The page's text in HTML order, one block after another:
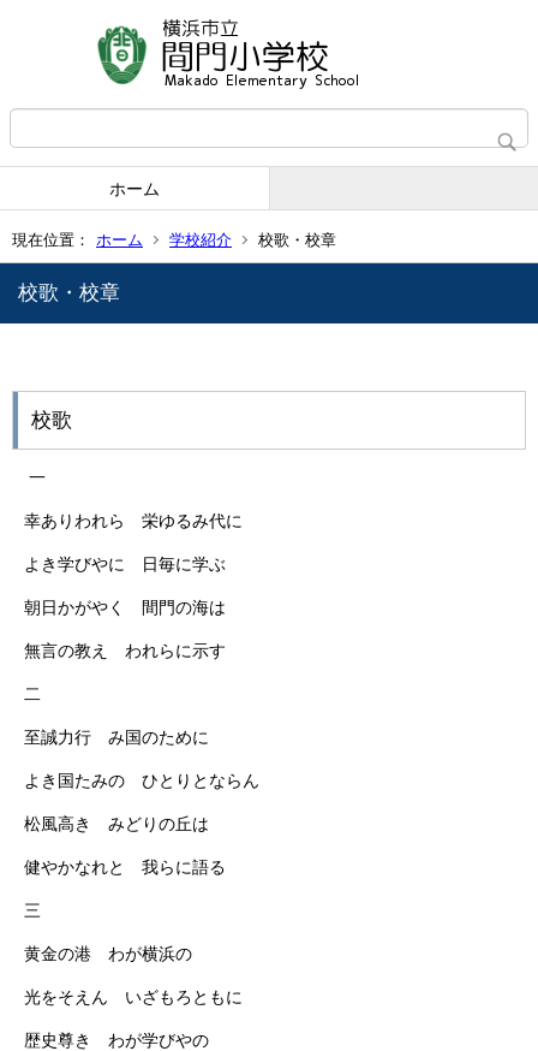
ホーム
現在位置： ホーム 学校紹介 校歌・校章
校歌・校章
校歌
一
幸ありわれら 栄ゆるみ代に
よき学びやに 日毎に学ぶ
朝日かがやく 間門の海は
無言の教え われらに示す
二
至誠力行 み国のために
よき国たみの ひとりとならん
松風高き みどりの丘は
健やかなれと 我らに語る
三
黄金の港 わが横浜の
光をそえん いざもろともに
歴史尊き わが学びやの